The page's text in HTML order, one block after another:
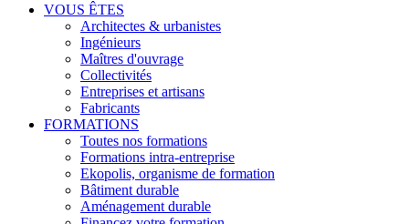
VOUS ÊTES
Architectes & urbanistes
Ingénieurs
Maîtres d'ouvrage
Collectivités
Entreprises et artisans
Fabricants
FORMATIONS
Toutes nos formations
Formations intra-entreprise
Ekopolis, organisme de formation
Bâtiment durable
Aménagement durable